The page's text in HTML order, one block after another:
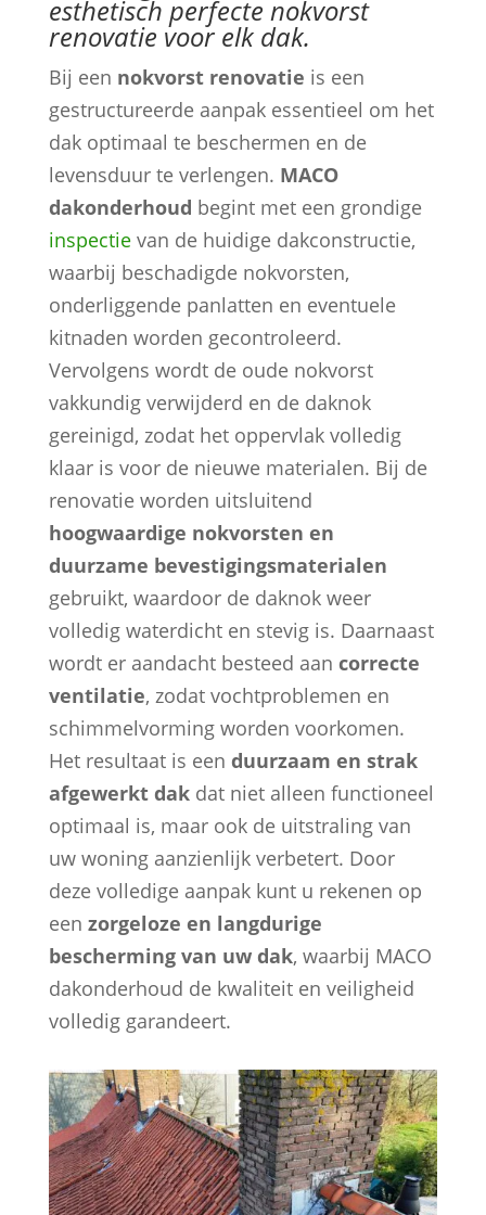
esthetisch perfecte nokvorst
renovatie voor elk dak.
Bij een nokvorst renovatie is een
gestructureerde aanpak essentieel om het
dak optimaal te beschermen en de
levensduur te verlengen. MACO
dakonderhoud begint met een grondige
inspectievan de huidige dakconstructie,
waarbij beschadigde nokvorsten,
onderliggende panlatten en eventuele
kitnaden worden gecontroleerd.
Vervolgens wordt de oude nokvorst
vakkundig verwijderd en de daknok
gereinigd, zodat het oppervlak volledig
klaar is voor de nieuwe materialen. Bij de
renovatie worden uitsluitend
hoogwaardige nokvorsten en
duurzame bevestigingsmaterialen
gebruikt, waardoor de daknok weer
volledig waterdicht en stevig is. Daarnaast
wordt er aandacht besteed aan correcte
ventilatie, zodat vochtproblemen en
schimmelvorming worden voorkomen.
Het resultaat is een duurzaam en strak
afgewerkt dakdat niet alleen functioneel
optimaal is, maar ook de uitstraling van
uw woning aanzienlijk verbetert. Door
deze volledige aanpak kunt u rekenen op
een zorgeloze en langdurige
bescherming van uw dak, waarbij MACO
dakonderhoud de kwaliteit en veiligheid
volledig garandeert.